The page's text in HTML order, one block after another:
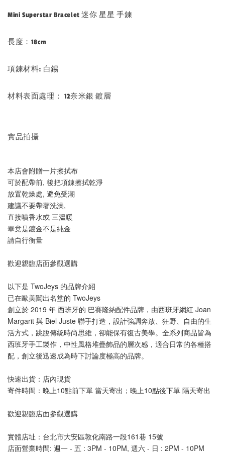
Mini Superstar Bracelet 迷你 星星 手鍊
長度：18cm
項鍊材料: 白錫
材料表面處理： 12奈米銀 鍍層
實品拍攝
本店會附贈一片擦拭布
可於配帶前, 後把項錬擦拭乾淨
放置乾燥處, 避免受潮
建議不要帶著洗澡,
直接噴香水或 三溫暖
畢竟是鍍金不是純金
請自行衡量
歡迎親臨店面參觀選購
以下是 TwoJeys 的品牌介紹
已在歐美闖出名堂的 TwoJeys
創立於 2019 年 西班牙的 巴賽隆納配件品牌，由西班牙網紅 Joan
Margarit 與 Biel Juste 聯手打造，設計強調奔放、狂野、自由的生
活方式，跳脫傳統時尚思維，卻能保有復古美學。全系列商品皆為
西班牙手工製作，中性風格堆疊飾品的層次感，適合日常的各種搭
配，創立後迅速成為時下討論度極高的品牌。
快速出貨：店內現貨
寄件時間：晚上10點前下單 當天寄出；晚上10點後下單 隔天寄出
歡迎親臨店面參觀選購
實體店址：台北市大安區敦化南路一段161巷 15號
店面營業時間: 週一 - 五 : 3PM - 10PM, 週六 - 日 : 2PM - 10PM